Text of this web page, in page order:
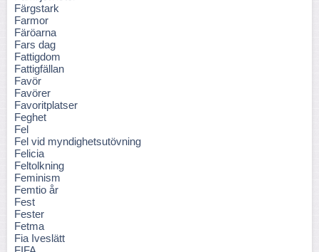
Färgstark
Farmor
Färöarna
Fars dag
Fattigdom
Fattigfällan
Favör
Favörer
Favoritplatser
Feghet
Fel
Fel vid myndighetsutövning
Felicia
Feltolkning
Feminism
Femtio år
Fest
Fester
Fetma
Fia Iveslätt